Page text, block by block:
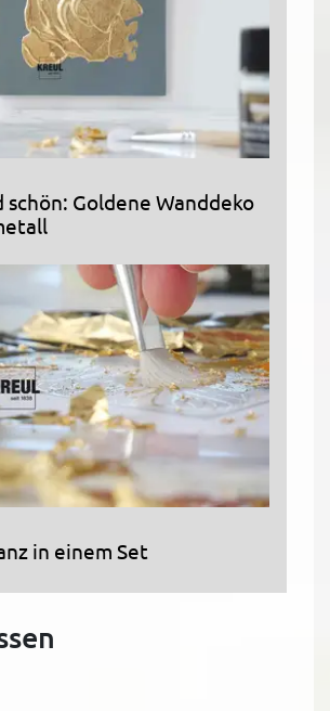
schön: Goldene Wanddeko
in einem Set